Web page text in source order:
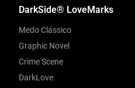
DarkSide® LoveMarks
Medo Clássico
Graphic Novel
Crime Scene
DarkLove